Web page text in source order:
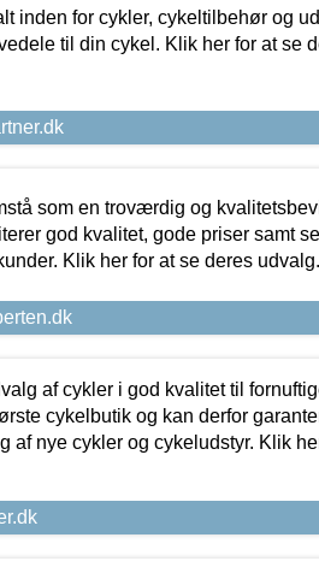
inden for cykler, cykeltilbehør og
til din cykel. Klik her for at se
som en troværdig og
god kvalitet, gode priser samt
Klik her for at se deres udvalg.
af cykler i god kvalitet til
cykelbutik og kan derfor
af nye cykler og cykeludstyr. Klik